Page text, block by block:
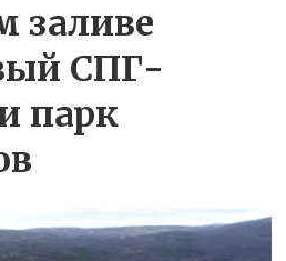
заливе
СПГ-
парк